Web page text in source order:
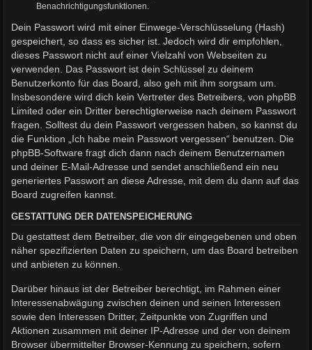
Benachrichtigungsfunktionen.
Dein Passwort wird mit einer Einwege-Verschlüsselung (Hash)
gespeichert, so dass es sicher ist. Jedoch wird dir empfohlen,
dieses Passwort nicht auf einer Vielzahl von Webseiten zu
verwenden. Das Passwort ist dein Schlüssel zu deinem
Benutzerkonto für das Board, also geh mit ihm sorgsam um.
Insbesondere wird dich kein Vertreter des Betreibers, von phpBB
Limited oder ein Dritter berechtigterweise nach deinem Passwort
fragen. Solltest du dein Passwort vergessen haben, so kannst du
die Funktion „Ich habe mein Passwort vergessen“ benutzen. Die
phpBB-Software fragt dich dann nach deinem Benutzernamen
und deiner E-Mail-Adresse und sendet anschließend ein neu
generiertes Passwort an diese Adresse, mit dem du dann auf das
Board zugreifen kannst.
GESTATTUNG DER DATENSPEICHERUNG
Du gestattest dem Betreiber, die von dir eingegebenen und oben
näher spezifizierten Daten zu speichern, um das Board betreiben
und anbieten zu können.
Darüber hinaus ist der Betreiber berechtigt, im Rahmen einer
Interessenabwägung zwischen deinen und seinen Interessen
sowie den Interessen Dritter, Zeitpunkte von Zugriffen und
Aktionen zusammen mit deiner IP-Adresse und der von deinem
Browser übermittelter Browser-Kennung zu speichern, sofern